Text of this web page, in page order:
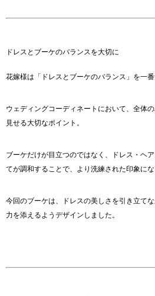
ドレスとブーケのバランスを大切に
花嫁様は「ドレスとブーケのバランス」を一番
ウェディングコーディネートにおいて、全体
見せる大切なポイント。
ブーケだけが目立つのではなく、ドレス・ヘ
てが調和することで、より洗練された印象にな
今回のブーケは、ドレスの美しさを引き立て
力を添えるようデザインしました。